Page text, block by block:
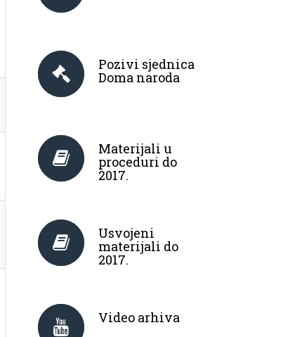
Pozivi sjednica
Doma naroda
Materijali u
proceduri do
2017.
Usvojeni
materijali do
2017.
Video arhiva